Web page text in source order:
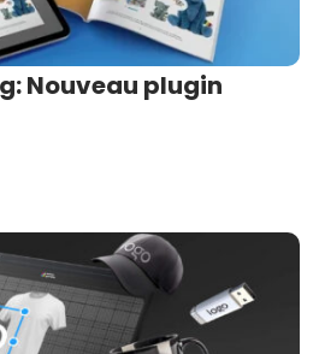
Nouveau plugin